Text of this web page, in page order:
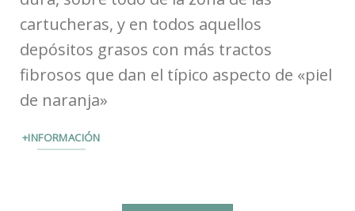
cartucheras, y en todos aquellos
depósitos grasos con más tractos
fibrosos que dan el típico aspecto de «piel
de naranja»
+INFORMACIÓN